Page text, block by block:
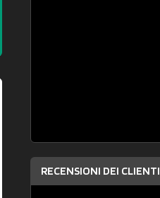
RECENSIONI DEI CLIENTI